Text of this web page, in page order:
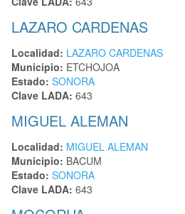
LAZARO CARDENAS
Localidad: LAZARO CARDENAS
Municipio: ETCHOJOA
Estado: SONORA
Clave LADA: 643
MIGUEL ALEMAN
Localidad: MIGUEL ALEMAN
Municipio: BACUM
Estado: SONORA
Clave LADA: 643